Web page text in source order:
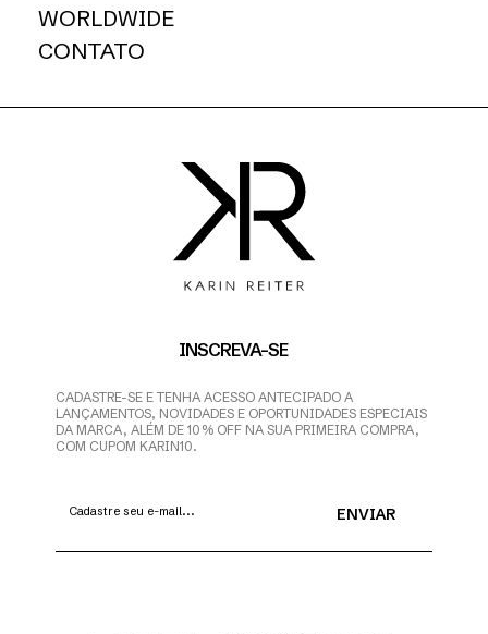
WORLDWIDE
CONTATO
INSCREVA-SE
CADASTRE-SE E TENHA ACESSO ANTECIPADO A
LANÇAMENTOS, NOVIDADES E OPORTUNIDADES ESPECIAIS
DA MARCA, ALÉM DE 10% OFF NA SUA PRIMEIRA COMPRA,
COM CUPOM KARIN10.